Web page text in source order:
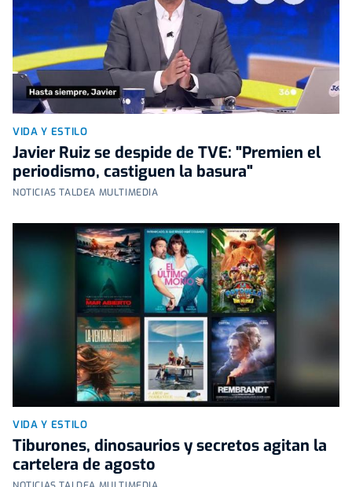
VIDA Y ESTILO
Javier Ruiz se despide de TVE: "Premien el
periodismo, castiguen la basura"
NOTICIAS TALDEA MULTIMEDIA
VIDA Y ESTILO
Tiburones, dinosaurios y secretos agitan la
cartelera de agosto